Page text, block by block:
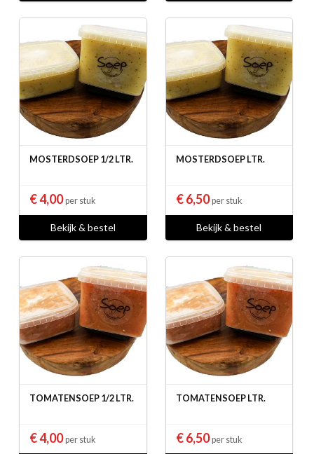
MOSTERDSOEP 1/2 LTR.
€ 4,00per stuk
Bekijk & bestel
MOSTERDSOEP LTR.
€ 6,50per stuk
Bekijk & bestel
TOMATENSOEP 1/2 LTR.
€ 4,00per stuk
TOMATENSOEP LTR.
€ 6,50per stuk